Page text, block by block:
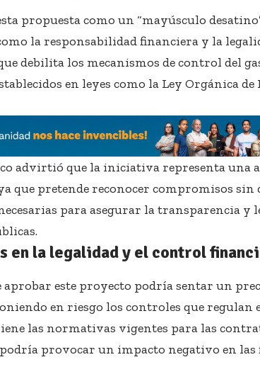
propuesta como un “mayúsculo
la responsabilidad financiera y la
debilita los mecanismos de control del
en leyes como la Ley Orgánica
advirtió que la iniciativa representa una
que pretende reconocer compromisos sin
para asegurar la transparencia y
en la legalidad y el control
aprobar este proyecto podría sentar un
en riesgo los controles que regulan
las normativas vigentes para las
provocar un impacto negativo en las